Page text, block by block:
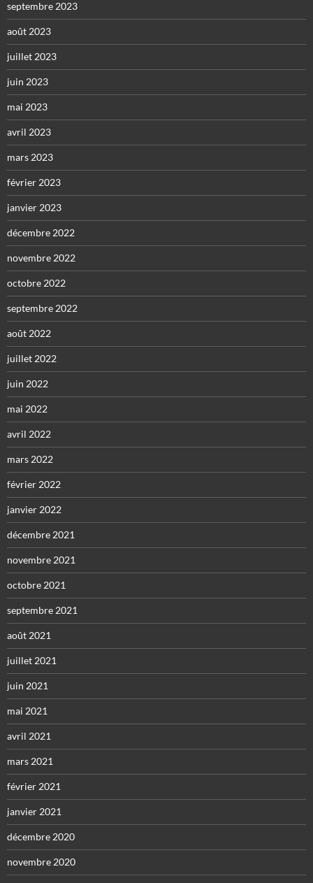
septembre 2023
août 2023
juillet 2023
juin 2023
mai 2023
avril 2023
mars 2023
février 2023
janvier 2023
décembre 2022
novembre 2022
octobre 2022
septembre 2022
août 2022
juillet 2022
juin 2022
mai 2022
avril 2022
mars 2022
février 2022
janvier 2022
décembre 2021
novembre 2021
octobre 2021
septembre 2021
août 2021
juillet 2021
juin 2021
mai 2021
avril 2021
mars 2021
février 2021
janvier 2021
décembre 2020
novembre 2020